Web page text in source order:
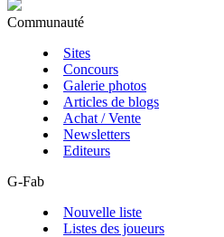
Communauté
Sites
Concours
Galerie photos
Articles de blogs
Achat / Vente
Newsletters
Editeurs
G-Fab
Nouvelle liste
Listes des joueurs